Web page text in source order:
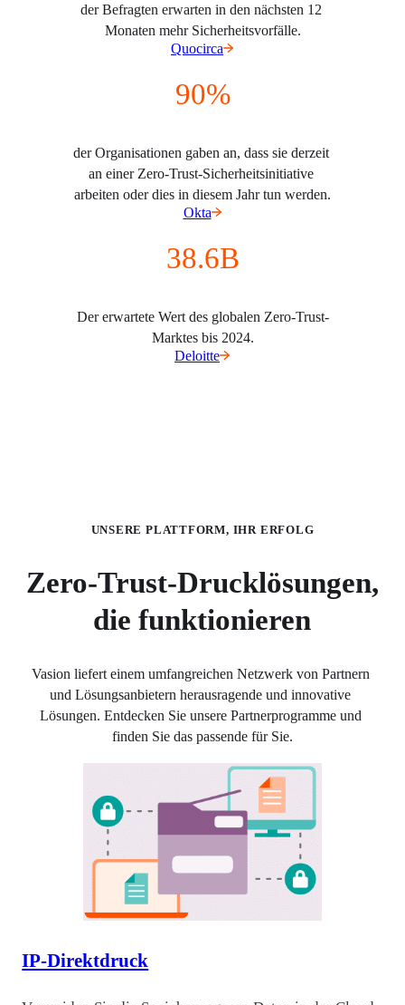
der Befragten erwarten in den nächsten 12
Monaten mehr Sicherheitsvorfälle.
Quocirca
90%
der Organisationen gaben an, dass sie derzeit
an einer Zero-Trust-Sicherheitsinitiative
arbeiten oder dies in diesem Jahr tun werden.
Okta
38.6B
Der erwartete Wert des globalen Zero-Trust-
Marktes bis 2024.
Deloitte
UNSERE PLATTFORM, IHR ERFOLG
Zero-Trust-Drucklösungen,
die funktionieren
Vasion liefert einem umfangreichen Netzwerk von Partnern
und Lösungsanbietern herausragende und innovative
Lösungen. Entdecken Sie unsere Partnerprogramme und
finden Sie das passende für Sie.
IP-Direktdruck